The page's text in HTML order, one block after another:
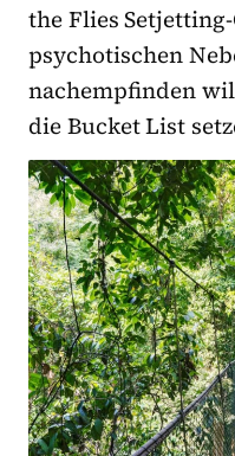
the Flies
psychotischen
nachempfinden
die Bucket List